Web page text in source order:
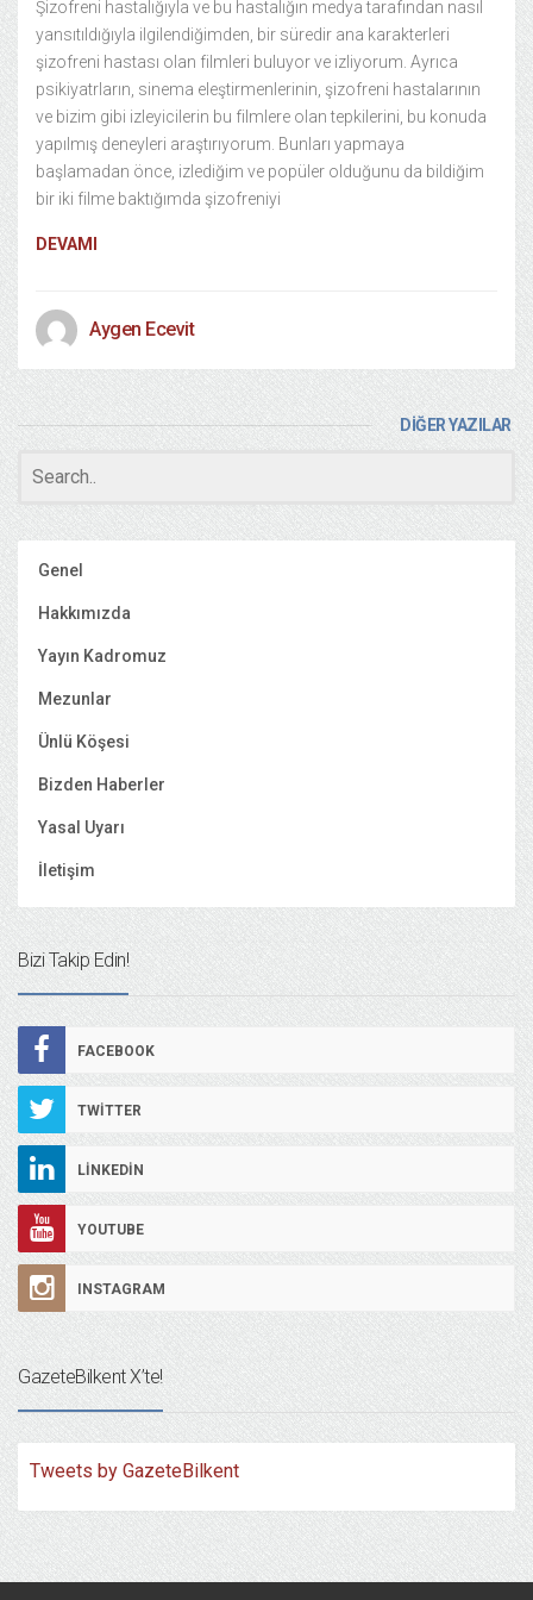
Şizofreni hastalığıyla ve bu hastalığın medya tarafından nasıl
yansıtıldığıyla ilgilendiğimden, bir süredir ana karakterleri
şizofreni hastası olan filmleri buluyor ve izliyorum. Ayrıca
psikiyatrların, sinema eleştirmenlerinin, şizofreni hastalarının
ve bizim gibi izleyicilerin bu filmlere olan tepkilerini, bu konuda
yapılmış deneyleri araştırıyorum. Bunları yapmaya
başlamadan önce, izlediğim ve popüler olduğunu da bildiğim
bir iki filme baktığımda şizofreniyi
DEVAMI
Aygen Ecevit
DİĞER YAZILAR
Genel
Hakkımızda
Yayın Kadromuz
Mezunlar
Ünlü Köşesi
Bizden Haberler
Yasal Uyarı
İletişim
Bizi Takip Edin!
FACEBOOK
TWITTER
LINKEDIN
YOUTUBE
INSTAGRAM
GazeteBilkent X’te!
Tweets by GazeteBilkent